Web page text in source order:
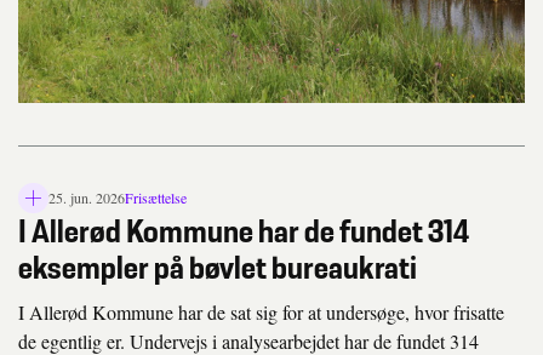
L
å
s
o
n
25. jun. 2026Frisættelse
I Allerød Kommune har de fundet 314
eksempler på bøvlet bureaukrati
I Allerød Kommune har de sat sig for at undersøge, hvor frisatte
de egentlig er. Undervejs i analysearbejdet har de fundet 314